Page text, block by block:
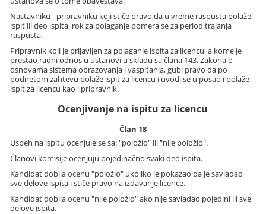
Nastavniku - pripravniku koji stiče pravo da u vreme raspusta polaže
ispit ili deo ispita, rok za polaganje pomera se za period trajanja
raspusta.
Pripravnik koji je prijavljen za polaganje ispita za licencu, a kome je
prestao radni odnos u ustanovi u skladu sa člana 143. Zakona o
osnovama sistema obrazovanja i vaspitanja, gubi pravo da po
podnetom zahtevu polaže ispit za licencu i uvodi se u posao i polaže
ispit za licencu kao i pripravnik.
Ocenjivanje na ispitu za licencu
Član 18
Uspeh na ispitu ocenjuje se sa: "položio" ili "nije položio".
Članovi komisije ocenjuju pojedinačno svaki deo ispita.
Kandidat dobija ocenu "položio" ukoliko je pokazao da je savladao
sve delove ispita i stiče pravo na izdavanje licence.
Kandidat dobija ocenu "nije položio" ako nije savladao pojedini ili sve
delove ispita.